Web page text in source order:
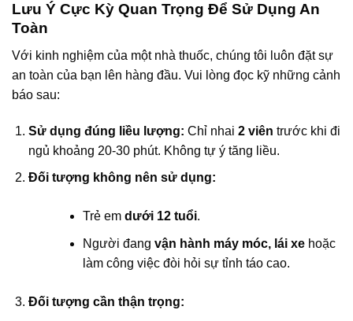
Lưu Ý Cực Kỳ Quan Trọng Để Sử Dụng An
Toàn
Với kinh nghiệm của một nhà thuốc, chúng tôi luôn đặt sự
an toàn của bạn lên hàng đầu. Vui lòng đọc kỹ những cảnh
báo sau:
Sử dụng đúng liều lượng: Chỉ nhai 2 viên trước khi đi
ngủ khoảng 20-30 phút. Không tự ý tăng liều.
Đối tượng không nên sử dụng:
Trẻ em dưới 12 tuổi.
Người đang vận hành máy móc, lái xehoặc
làm công việc đòi hỏi sự tỉnh táo cao.
Đối tượng cần thận trọng: